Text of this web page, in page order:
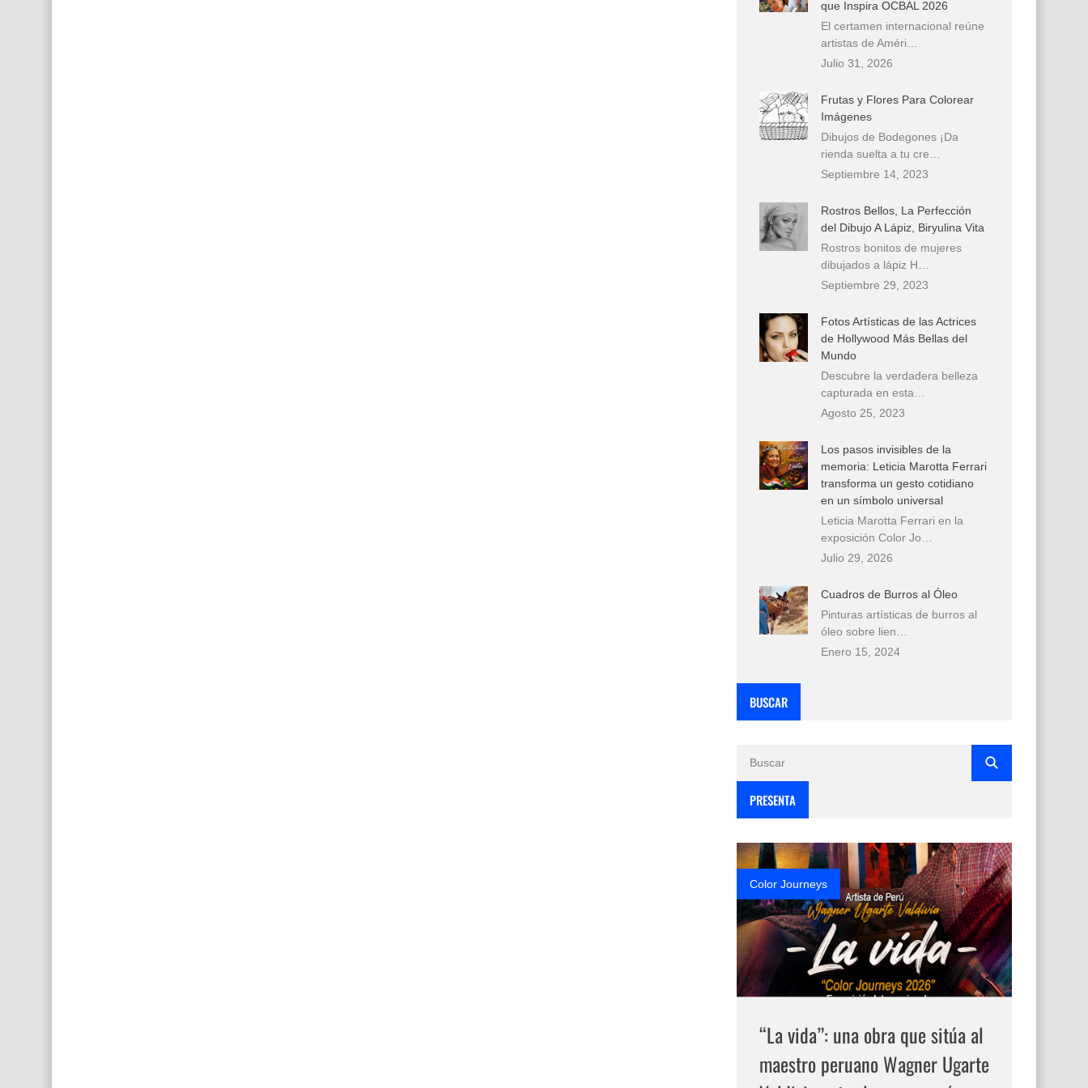
que Inspira OCBAL 2026
El certamen internacional reúne
artistas de Améri…
Julio 31, 2026
Frutas y Flores Para Colorear
Imágenes
Dibujos de Bodegones ¡Da
rienda suelta a tu cre…
Septiembre 14, 2023
Rostros Bellos, La Perfección
del Dibujo A Lápiz, Biryulina Vita
Rostros bonitos de mujeres
dibujados a lápiz H…
Septiembre 29, 2023
Fotos Artísticas de las Actrices
de Hollywood Más Bellas del
Mundo
Descubre la verdadera belleza
capturada en esta…
Agosto 25, 2023
Los pasos invisibles de la
memoria: Leticia Marotta Ferrari
transforma un gesto cotidiano
en un símbolo universal
Leticia Marotta Ferrari en la
exposición Color Jo…
Julio 29, 2026
Cuadros de Burros al Óleo
Pinturas artísticas de burros al
óleo sobre lien…
Enero 15, 2024
BUSCAR
PRESENTA
Color Journeys
“La vida”: una obra que sitúa al
maestro peruano Wagner Ugarte